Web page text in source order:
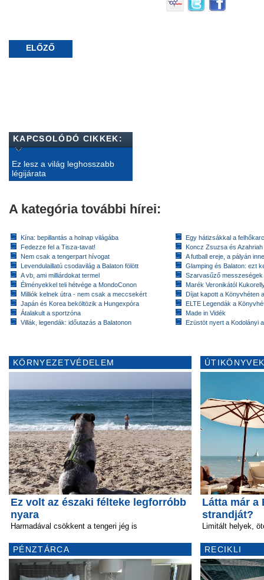
ELŐZŐ
KAPCSOLÓDÓ CIKKEK:
Ez lesz a világ leghosszabb
légijárata
A kategória további hírei:
Kína: bepillantás a holnap világába
Fedezze fel a Tisza-tavat!
Nem csak a tengerpart hívogat
Levendulaillatú csodavilág a Balaton fölött
A vb, ami milliárdokat termel
Élményekkel teli hétvége a MondoConon
Milliók kelnek útra - nem csak a meccsekért
Japán és Korea beköltözik a Hungexpóra
Átalakult a sportzóna
Villák, legendák: időutazás a Balatonon
Egy hátizsákkal a
Koncz Zsuzsa és
A futball ereje, a pályán
Glamping és Balaton: ezt
Szarvasűző messzeségek
Marék Veronikától
Díjat kapott a Könyvhéten
ELTE Legendák a
Made in Vidék
Ezüstöt nyert a Kodolányi
KÖRNYEZETVÉDELEM
Ez volt az északi félteke legforróbb
nyara
Harmadával csökkent a tengeri jég is
PÉNZTÁRCA
Látta már a
strandját?
Limitált helyek,
RECIKLI